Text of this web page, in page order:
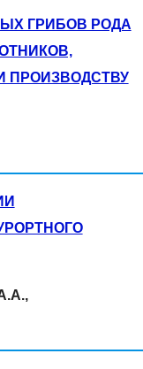
ГРИБОВ РОДА
ПРОИЗВОДСТВУ